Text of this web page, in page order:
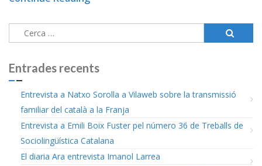
Cerca:
Entrades recents
Entrevista a Natxo Sorolla a Vilaweb sobre la transmissió
familiar del català a la Franja
Entrevista a Emili Boix Fuster pel número 36 de Treballs de
Sociolingüística Catalana
El diaria Ara entrevista Imanol Larrea